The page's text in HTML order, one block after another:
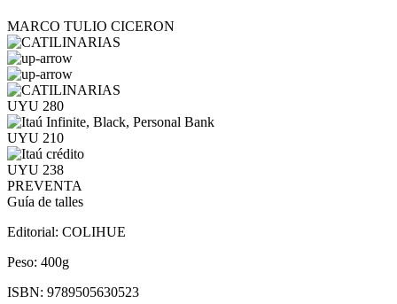
MARCO TULIO CICERON
UYU 280
UYU 210
UYU 238
PREVENTA
Guía de talles
Editorial: COLIHUE
Peso: 400g
ISBN: 9789505630523